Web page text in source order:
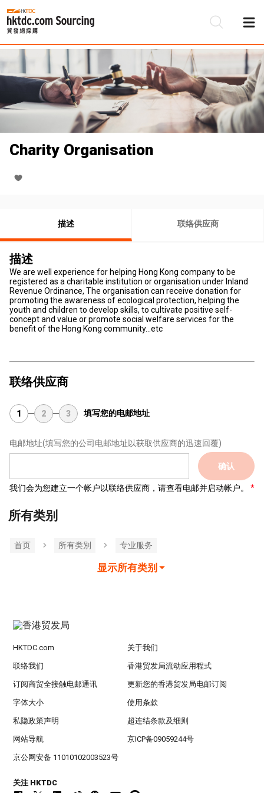
Charity Organisation
描述 联络供应商
描述
We are well experience for helping Hong Kong company to be
registered as a charitable institution or organisation under Inland
Revenue Ordinance, The organisation can receive donation for
promoting the awareness of ecological protection, helping the
youth and children to develop skills, to cultivate positive self-
concept and value or promote social welfare services for the
benefit of the Hong Kong community...etc
联络供应商
1 2 3 填写您的电邮地址
电邮地址(填写您的公司电邮地址以获取供应商的迅速回覆)
确认
我们会为您建立一个帐户以联络供应商，请查看电邮并启动帐户。
所有类别
首页 所有类別 专业服务
显示所有类别
HKTDC.com 关于我们
联络我们 香港贸发局流动应用程式
订阅商贸全接触电邮通讯 更新您的香港贸发局电邮订阅
字体大小 使用条款
私隐政策声明 超连结条款及细则
网站导航 京ICP备09059244号
京公网安备 11010102003523号
关注 HKTDC